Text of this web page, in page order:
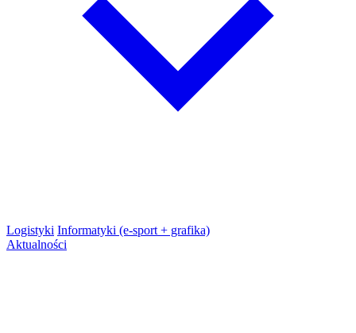
Logistyki Informatyki (e-sport + grafika)
Aktualności